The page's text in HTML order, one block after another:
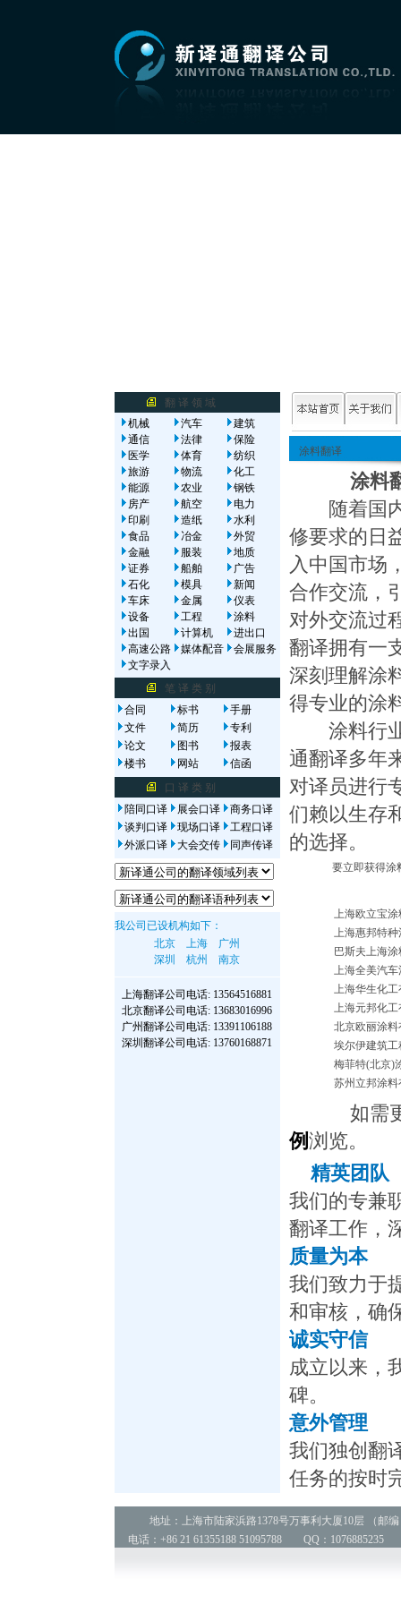
翻 译 领 域
机械
汽车
建筑
通信
法律
保险
医学
体育
纺织
旅游
物流
化工
能源
农业
钢铁
房产
航空
电力
印刷
造纸
水利
食品
冶金
外贸
金融
服装
地质
证券
船舶
广告
石化
模具
新闻
车床
金属
仪表
设备
工程
涂料
出国
计算机
进出口
高速公路
媒体配音
会展服务
文字录入
笔 译 类 别
合同
标书
手册
文件
简历
专利
论文
图书
报表
楼书
网站
信函
口 译 类 别
陪同口译
展会口译
商务口译
谈判口译
现场口译
工程口译
外派口译
大会交传 同声传译
我公司已设机构如下：
北京
上海
广州
深圳
杭州 南京
上海翻译公司 电话: 13564516881
北京翻译公司 电话: 13683016996
广州翻译公司 电话: 13391106188
深圳翻译公司 电话: 13760168871
涂料翻译
涂料翻
随着国内
修要求的日
入中国市场
合作交流，
对外交流过
翻译拥有一
深刻理解涂
得专业的涂
涂料行业
通翻译多年
对译员进行
们赖以生存
的选择。
要立即获得涂
上海欧立宝
上海惠邦特
巴斯夫上海
上海全美汽
上海华生化工
上海元邦化工
北京欧丽涂料
埃尔伊建筑
梅菲特(北京)
苏州立邦涂料
如需更
例浏览。
精英团队
我们的专兼
翻译工作，
质量为本
我们致力于
和审核，确
诚实守信
成立以来，
碑。
意外管理
我们独创翻
任务的按时
地址：上海市陆家浜路1378号万事利大厦10层 （邮编
电话：+86 21 61355188 51095788 QQ：1076885235